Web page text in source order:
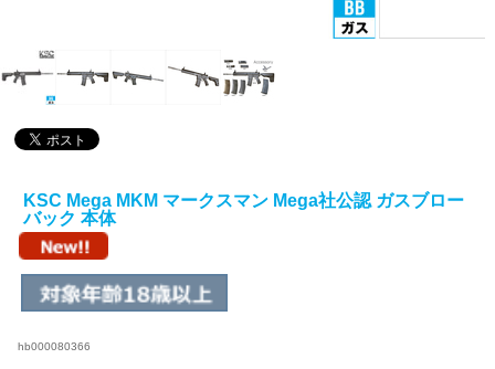
KSC Mega MKM マークスマン Mega社公認 ガスブロー
バック 本体
hb000080366